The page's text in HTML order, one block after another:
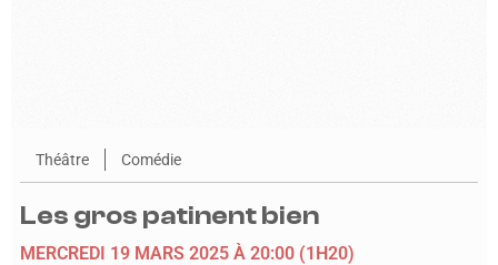
Théâtre Comédie
Les gros patinent bien
MERCREDI 19 MARS 2025 À 20:00 (1H20)